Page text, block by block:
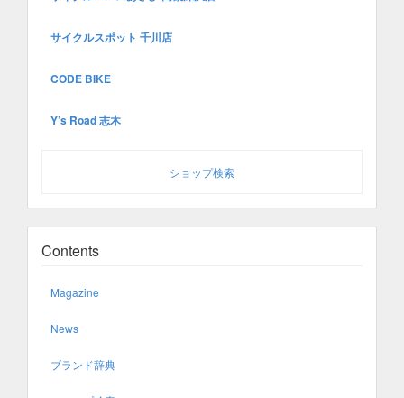
サイクルスポット 千川店
CODE BIKE
Y’s Road 志木
ショップ検索
Contents
Magazine
News
ブランド辞典